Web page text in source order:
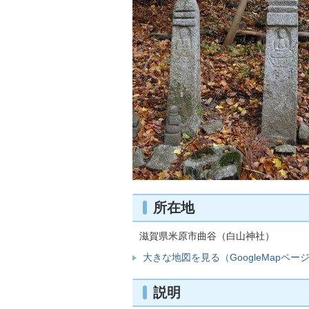
所在地
滋賀県米原市曲谷（白山神社）
大きな地図を見る（GoogleMapペー
説明